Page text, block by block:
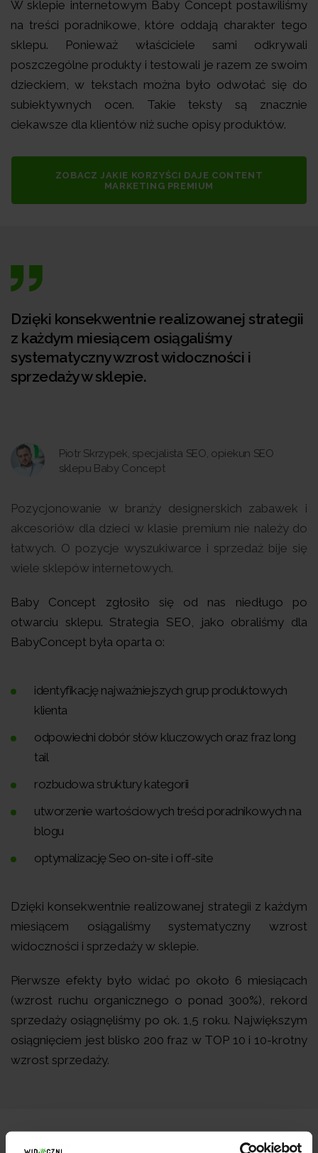
W sklepie internetowym Baby Concept postawiliśmy
na treści poradnikowe, które oddają charakter tego
sklepu. Ponieważ właściciele sami odkrywali
poszczególne produkty i testowali je razem ze swoim
dzieckiem, w tekstach można było odwołać się do
subiektywnych ocen. Takie teksty są znacznie
ciekawsze dla klientów niż suche opisy produktów.
ZOBACZ JAKIE KORZYŚCI DAJE CONTENT
MARKETING PREMIUM
Dzięki konsekwentnie realizowanej strategii
z każdym miesiącem osiągaliśmy
systematyczny wzrost widoczności i
sprzedaży w sklepie.
Piotr Skrzypek, specjalista SEO, opiekun SEO
sklepu Baby Concept
Pozycjonowanie w branży designerskich zabawek i
akcesoriów dla dzieci w klasie premium nie należy do
łatwych. O pozycje wyszukiwarce i sprzedaż bije się
wiele sklepów internetowych.
Baby Concept zgłosiło się od nas niedługo po
otwarciu sklepu. Strategia SEO, jako obraliśmy dla
BabyConcept była oparta o:
identyfikację najważniejszych grup produktowych
klienta
odpowiedni dobór słów kluczowych oraz fraz long
tail
rozbudowa struktury kategorii
utworzenie wartościowych treści poradnikowych na
blogu
optymalizację Seo on-site i off-site
Dzięki konsekwentnie realizowanej strategii z każdym
miesiącem osiągaliśmy systematyczny wzrost
widoczności i sprzedaży w sklepie.
Pierwsze efekty było widać po około 6 miesiącach
(wzrost ruchu organicznego o ponad 300%), rekord
sprzedaży osiągnęliśmy po ok. 1,5 roku. Największym
osiągnięciem jest blisko 200 fraz w TOP 10 i 10-krotny
wzrost sprzedaży.